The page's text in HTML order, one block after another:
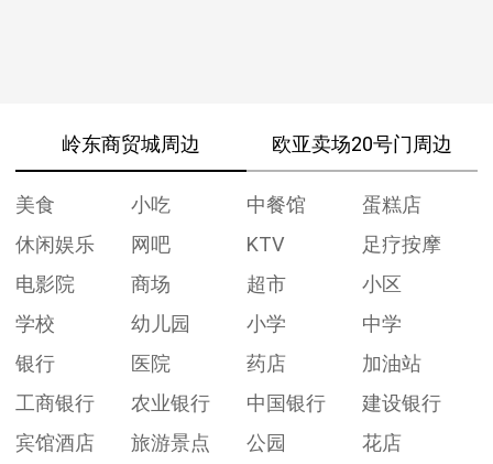
岭东商贸城周边 欧亚卖场20号门周边
美食 小吃 中餐馆
蛋糕店
休闲娱乐
网吧 KTV
足疗按摩
电影院
商场 超市
小区
学校
幼儿园 小学
中学
银行
医院 药店
加油站
工商银行
农业银行 中国银行
建设银行
宾馆酒店
旅游景点 公园
花店